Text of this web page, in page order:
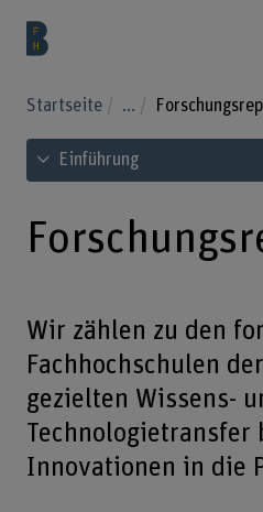
Startseite ...
Inhaltsverzeichnis ansehen
Einführung
Wir zählen zu den
Fachhochschulen
gezielten Wissens-
Technologietransfer
Innovationen in die